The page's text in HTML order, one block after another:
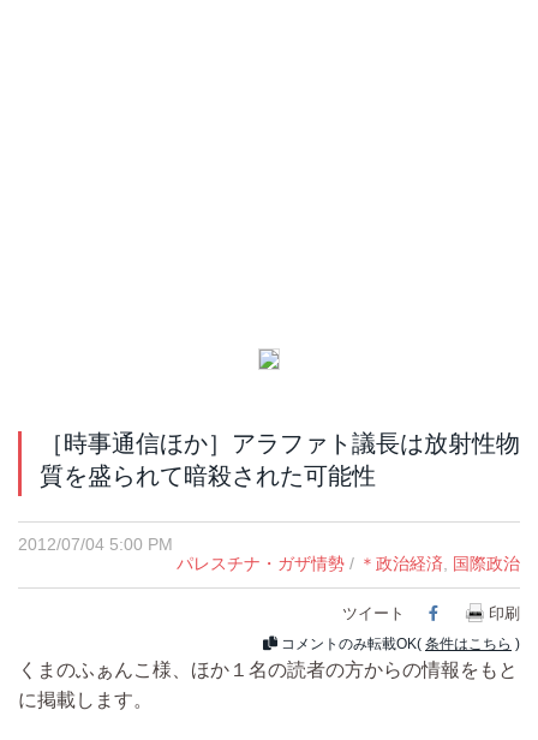
［時事通信ほか］アラファト議長は放射性物
質を盛られて暗殺された可能性
2012/07/04 5:00 PM
パレスチナ・ガザ情勢 / ＊政治経済 国際政治
ツイート Facebook
印刷
コメントのみ転載OK( 条件はこちら )
くまのふぁんこ様、ほか１名の読者の方からの情報をもと
に掲載します。